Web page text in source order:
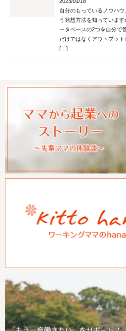
自分のもっているノウハ
う発想方法を知っていま
ータベースの2つを自分で
だけではなくアウトプッ
[…]